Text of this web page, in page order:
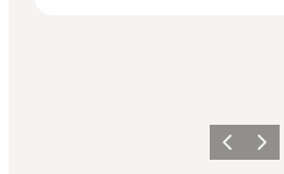
ZurückWeiter